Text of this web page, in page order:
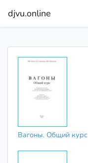
djvu.online
Вагоны. Общий курс